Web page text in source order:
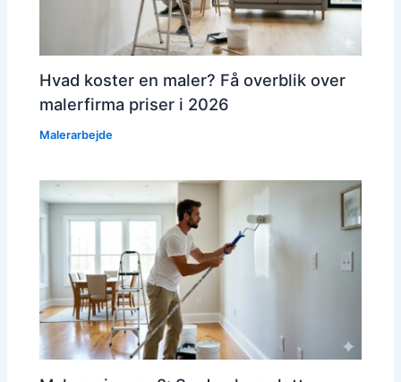
Hvad koster en maler? Få overblik over
malerfirma priser i 2026
Malerarbejde